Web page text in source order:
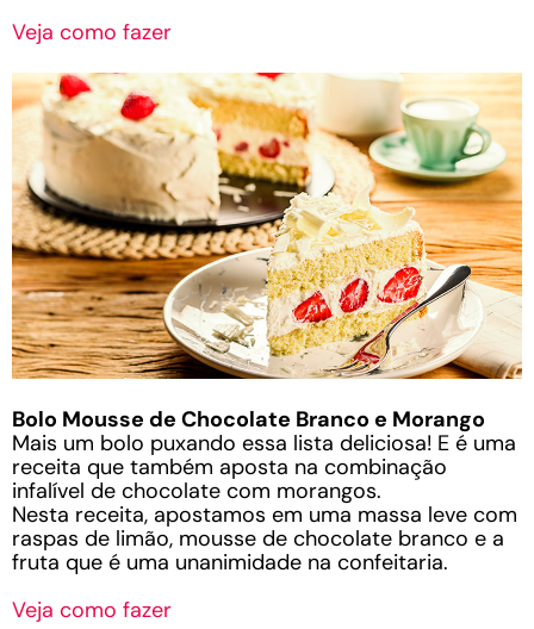
Veja como fazer
Bolo Mousse de Chocolate Branco e Morango
Mais um bolo puxando essa lista deliciosa! E é uma
receita que também aposta na combinação
infalível de chocolate com morangos.
Nesta receita, apostamos em uma massa leve com
raspas de limão, mousse de chocolate branco e a
fruta que é uma unanimidade na confeitaria.
Veja como fazer